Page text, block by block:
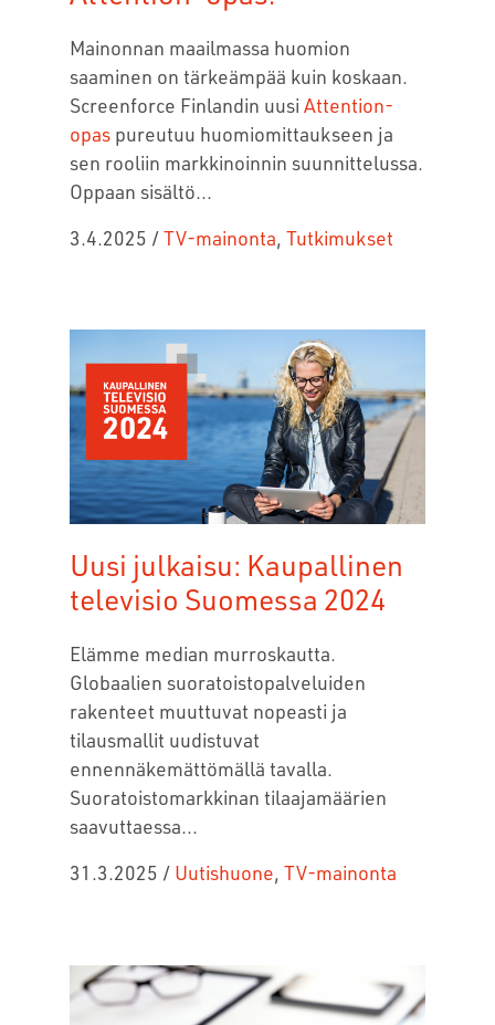
Mainonnan maailmassa huomion
saaminen on tärkeämpää kuin koskaan.
Screenforce Finlandin uusi Attention-
opas pureutuu huomiomittaukseen ja
sen rooliin markkinoinnin suunnittelussa.
Oppaan sisältö...
3.4.2025 /TV-mainonta, Tutkimukset
Uusi julkaisu: Kaupallinen
televisio Suomessa 2024
Elämme median murroskautta.
Globaalien suoratoistopalveluiden
rakenteet muuttuvat nopeasti ja
tilausmallit uudistuvat
ennennäkemättömällä tavalla.
Suoratoistomarkkinan tilaajamäärien
saavuttaessa...
31.3.2025 / Uutishuone, TV-mainonta